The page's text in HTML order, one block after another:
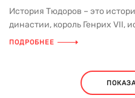
История Тюдоров – это
династии, король Генрих VII,
ПОДРОБНЕЕ